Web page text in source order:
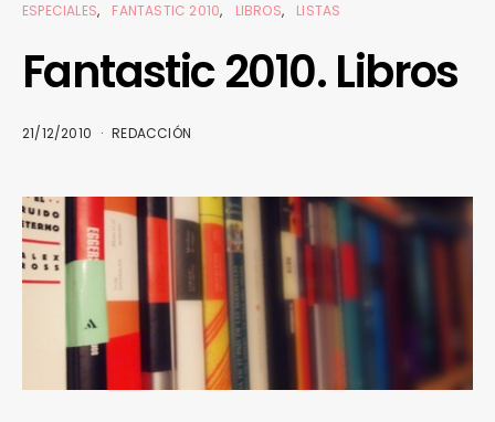
ESPECIALES FANTASTIC 2010 LIBROS LISTAS
Fantastic 2010. Libros
21/12/2010 REDACCIÓN